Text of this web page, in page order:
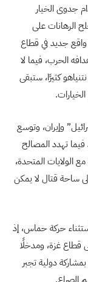
جدوى الخيار
الرهانات على
جديد في قطاع
الحرب، فيما لا
كثيرًا، ستبقى
وإيران، وتوسع
تهدد المصالح
الولايات المتحدة،
ساحة قتال لا يمكن
حركة حماس، إذ
قطاع غزة، ومدخلًا
دولية تجبر